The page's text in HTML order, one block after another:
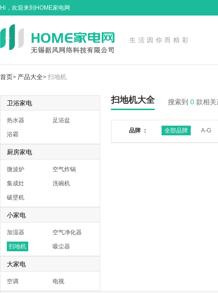
Hi，欢迎来到HOME家电网
生活因你而精彩
首页> 产品大全> 扫地机
卫浴家电
热水器 足浴盆
浴霸
厨房家电
微波炉 空气炸锅
集成灶 洗碗机
破壁机
小家电
加湿器 空气净化器
扫地机 吸尘器
大家电
空调 电视
扫地机大全 搜索到 0 款相关
品牌 ： 全部品牌 A-G